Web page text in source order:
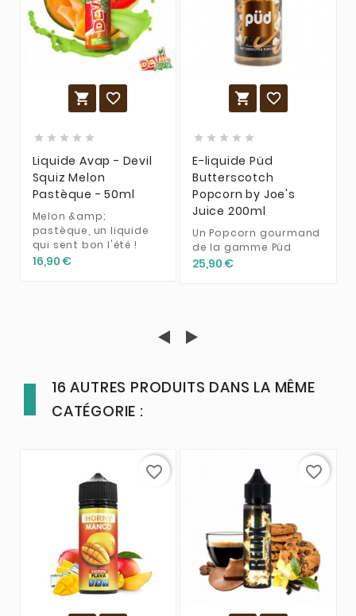
 
    
Liquide Avap - Devil
Squiz Melon
Pastèque - 50ml
Melon &amp;
pastèque, un liquide
qui sent bon l'été !
16,90 €
 
    
E-liquide Püd
Butterscotch
Popcorn by Joe's
Juice 200ml
Un Popcorn gourmand
de la gamme Püd
25,90 €
16 AUTRES PRODUITS DANS LA MÊME
CATÉGORIE :
favorite_border favorite_border